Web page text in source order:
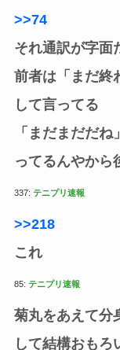
>>74
それ通訳が字面
前者は「まだ終
して言ってる
「まだまだだ
ってるんやから
337: テニプリ速報
>>218
これ
85: テニプリ速報
菊丸をあえて分
して結構おもろ